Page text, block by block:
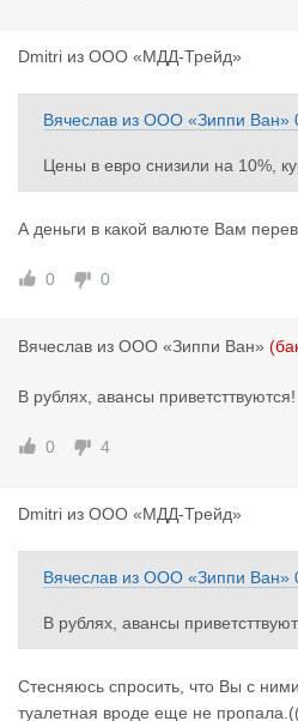
Dmitri из ООО «МДД-Трейд»
Вячеслав из ООО «Зиппи Ван»
Цены в евро снизили на 10%,
А деньги в какой валюте Вам
0 0
Вячеслав из ООО «Зиппи Ван»
В рублях, авансы приветсттвуются!
0 4
Dmitri из ООО «МДД-Трейд»
Вячеслав из ООО «Зиппи Ван»
В рублях, авансы
Стесняюсь спросить, что Вы с
туалетная вроде еще не